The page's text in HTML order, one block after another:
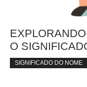
O
SIGNIFICADO DO NOME